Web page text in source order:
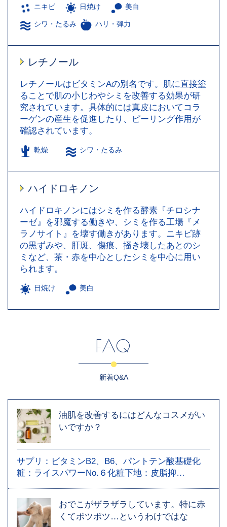
ニキビ 日焼け 美白
シワ・たるみ ハリ・弾力
レチノール
レチノールはビタミンAの別名です。肌に直接塗
ることで肌の小じわやシミを改善する効果が研
究されています。具体的には真皮においてコラ
ーゲンの産生を促進したり、ピーリング作用が
確認されています。
乾燥 シワ・たるみ
ハイドロキノン
ハイドロキノンにはシミを作る酵素『チロシナ
ーゼ』を邪魔する働きや、シミを作る工場『メ
ラノサイト』を壊す働きがあります。ニキビ跡
の黒ずみや、肝斑、傷痕、掻き壊したあとのシ
ミなど、茶・赤を中心としたシミを中心に用い
られます。
日焼け 美白
FAQ
新着Q&A
油肌を改善するにはどんなコスメがい
いですか？
サプリ：ビタミンB2、B6、パントテン酸基礎化
粧：ライスパワーNo.６化粧下地：皮脂抑…
おでこがザラザラしています。特に赤
くてポツポツ…というわけではな